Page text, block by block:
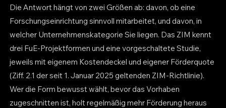
Die Antwort hängt von zwei Größen ab: davon, ob eine
Forschungseinrichtung sinnvoll mitarbeitet, und davon, in
welcher Unternehmenskategorie Sie liegen. Das ZIM kennt
drei FuE-Projektformen und eine vorgeschaltete Studie,
jeweils mit eigenem Kostendeckel und eigener Förderquote
(Ziff. 2.1 der seit 1. Januar 2025 geltenden ZIM-Richtlinie).
Wer die Form bewusst wählt, bevor das Vorhaben
zugeschnitten ist, holt regelmäßig mehr Förderung heraus